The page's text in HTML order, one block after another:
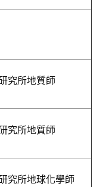
究所地質師
究所地質師
究所地球化學師